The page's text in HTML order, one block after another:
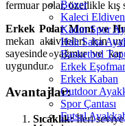
fermuar polar, özellikle kış
Erkek Polar Mont ve
mekan aktiviteleri için
sayesinde yağmur ve
uygundur.
Avantajlar:
Sıcaklık:İleri seviye
Boxer
Kaleci
Kadın Spor
Halı Saha
Basketbol
Erkek
Erkek Kaban
Outdoor
Spor Çantası
Futsal